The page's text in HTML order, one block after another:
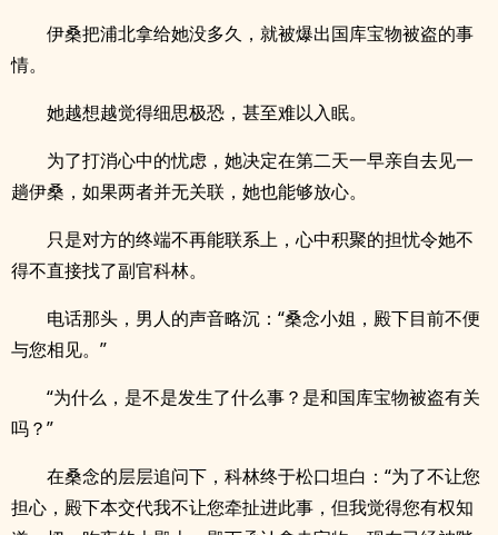
伊桑把浦北拿给她没多久，就被爆出国库宝物被盗的事
情。
她越想越觉得细思极恐，甚至难以入眠。
为了打消心中的忧虑，她决定在第二天一早亲自去见一
趟伊桑，如果两者并无关联，她也能够放心。
只是对方的终端不再能联系上，心中积聚的担忧令她不
得不直接找了副官科林。
电话那头，男人的声音略沉：“桑念小姐，殿下目前不便
与您相见。”
“为什么，是不是发生了什么事？是和国库宝物被盗有关
吗？”
在桑念的层层追问下，科林终于松口坦白：“为了不让您
担心，殿下本交代我不让您牵扯进此事，但我觉得您有权知